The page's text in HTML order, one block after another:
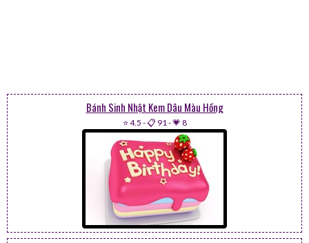
Bánh Sinh Nhật Kem Dâu Màu Hồng
⭐ 4.5 -📋 91-💗 8